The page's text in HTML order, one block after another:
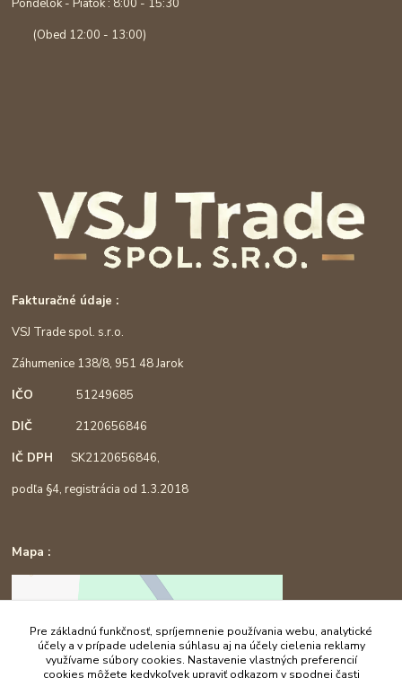
Pondelok - Piatok : 8:00 - 15:30
(Obed 12:00 - 13:00)
Fakturačné údaje :
VSJ Trade spol. s.r.o.
Záhumenice 138/8, 951 48 Jarok
IČO51249685
DIČ 2120656846
IČ DPHSK2120656846,
podľa §4, registrácia od 1.3.2018
Mapa :
Pre základnú funkčnosť, spríjemnenie používania webu, analytické
účely a v prípade udelenia súhlasu aj na účely cielenia reklamy
využívame súbory cookies. Nastavenie vlastných preferencií
cookies môžete kedykoľvek upraviť odkazom v spodnej časti